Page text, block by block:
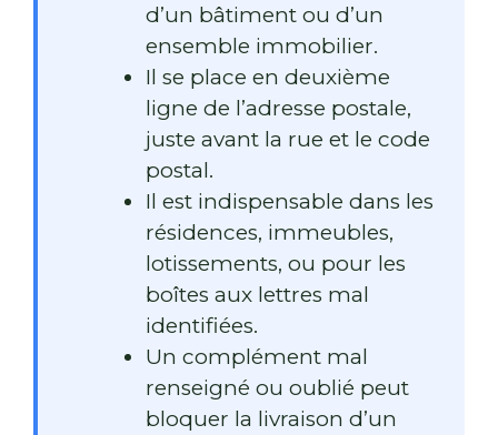
d’un bâtiment ou d’un
ensemble immobilier.
Il se place en deuxième
ligne de l’adresse postale,
juste avant la rue et le code
postal.
Il est indispensable dans les
résidences, immeubles,
lotissements, ou pour les
boîtes aux lettres mal
identifiées.
Un complément mal
renseigné ou oublié peut
bloquer la livraison d’un